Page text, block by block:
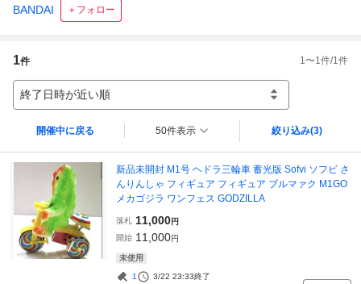
BANDAI ＋フォロー
1件 1 〜1 件/1 件
終了日時が近い順
開催中に戻る 50件表示 絞り込み(3)
新品未開封 M1号 ヘドラ三輪車 蓄光版 Sofvi ソフビ さ
んりんしゃ フィギュア フィギュア ブルマァク M1GO
メカゴジラ ワンフェス GODZILLA
落札 11,000円
開始 11,000円
未使用
1 3/22 23:33終了